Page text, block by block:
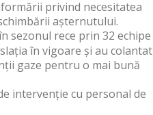
privind necesitatea
așternutului.
sezonul rece prin 32 echipe
în vigoare și au colantat
gaze pentru o mai bună
intervenție cu personal de